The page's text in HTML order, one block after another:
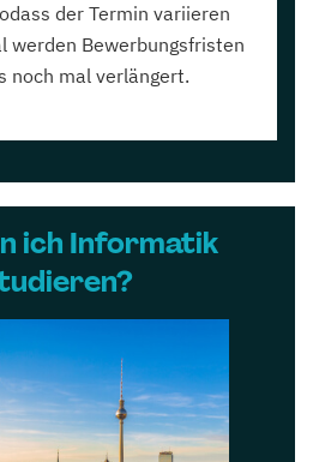
der Termin variieren
werden Bewerbungsfristen
noch mal verlängert.
ich Informatik